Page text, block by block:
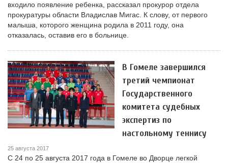
входило появление ребенка, рассказал прокурор отдела
прокуратуры области Владислав Мигас. К слову, от первого
малыша, которого женщина родила в 2011 году, она
отказалась, оставив его в больнице.
В Гомеле завершился
третий чемпионат
Государственного
комитета судебных
экспертиз по
настольному теннису
25 августа 2017
С 24 по 25 августа 2017 года в Гомеле во Дворце легкой